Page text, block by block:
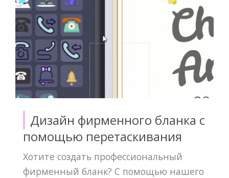
Дизайн фирменного бланка с
помощью перетаскивания
Хотите создать профессиональный
фирменный бланк? С помощью нашего